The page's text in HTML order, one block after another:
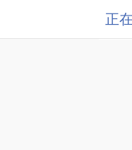
正